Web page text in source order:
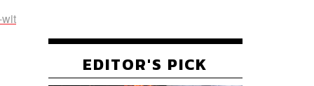
EDITOR'S PICK